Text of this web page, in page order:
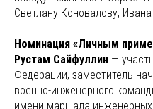
Светлану Коновалову,
Номинация «Личным
Рустам Сайфуллин —
Федерации, заместитель
военно-инженерного
имени маршала